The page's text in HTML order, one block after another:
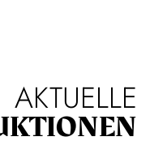
AKTUELLE